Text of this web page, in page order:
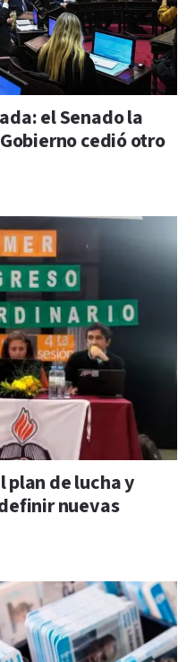
el Senado la
cedió otro
plan de lucha y
nuevas